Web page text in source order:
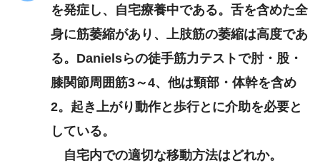
【PT専門のみ】パーキンソン病について
を発症し、自宅療養中である。舌を含めた全
身に筋萎縮があり、上肢筋の萎縮は高度であ
る。Danielsらの徒手筋力テストで肘・股・
膝関節周囲筋3～4、他は頸部・体幹を含め
2。起き上がり動作と歩行とに介助を必要と
している。
自宅内での適切な移動方法はどれか。